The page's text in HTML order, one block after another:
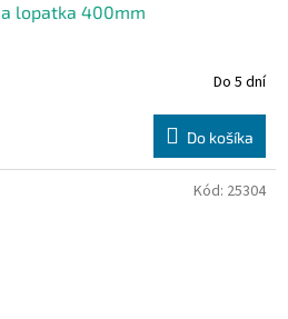
lopatka 400mm
Do 5 dní
Do košíka
Kód: 25304